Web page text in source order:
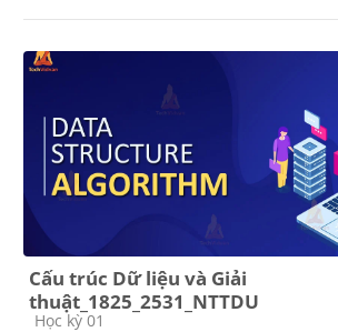
Cấu trúc Dữ liệu và Giải
thuật_1825_2531_NTTDU
Course category
Học kỳ 01